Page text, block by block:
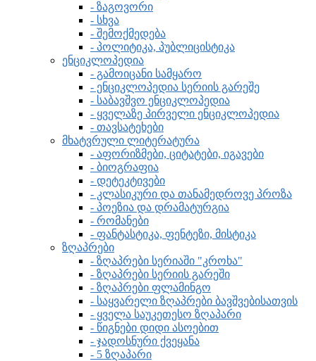
- ზაგოვორი
- სხვა
- შემოქმედება
- პოლიტიკა, პუბლიცისტიკა
ენციკლოპედია
- გამოიცანი სამყარო
- ენციკლოპედია სერიის გარეშე
- საბავშვო ენციკლოპედია
- ყველაზე პირველი ენციკლოპედია
- თავსატეხები
მხატვრული ლიტერატურა
- აფორიზმები, ციტატები, იგავები
- ბიოგრაფია
- დეტეკტივები
- კლასიკური და თანამედროვე პროზა
- პოეზია და დრამატურგია
- რომანები
- ფანტასტიკა, ფენტეზი, მისტიკა
ზღაპრები
- ზღაპრები სერიაში "კროხა"
- ზღაპრები სერიის გარეში
- ზღაპრები ფლამინგო
- საყვარელი ზღაპრები ბავშვებისათვის
- ყველა საუკეთესო ზღაპარი
- წიგნები დიდი ასოებით
- ჯადოსნური ქვეყანა
- 5 ზღაპარი